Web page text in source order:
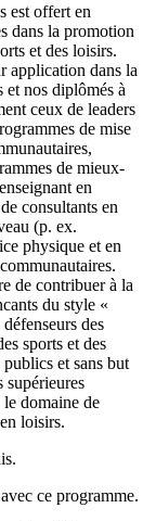
est offert en
dans la promotion
et des loisirs.
application dans la
et nos diplômés à
ceux de leaders
de mise
de mieux-
en
consultants en
(p. ex.
physique et en
de contribuer à la
du style «
des
sports et des
et sans but
supérieures
le domaine de
loisirs.
ce programme.